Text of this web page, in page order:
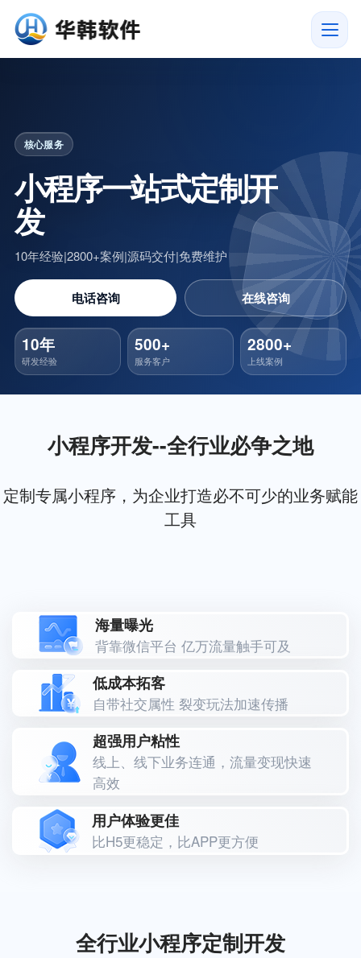
核心服务
小程序一站式定制开
发
10年经验|2800+案例|源码交付|免费维护
电话咨询 在线咨询
10年
研发经验
500+
服务客户
2800+
上线案例
小程序开发--全行业必争之地
定制专属小程序，为企业打造必不可少的业务赋能
工具
海量曝光
背靠微信平台 亿万流量触手可及
低成本拓客
自带社交属性 裂变玩法加速传播
超强用户粘性
线上、线下业务连通，流量变现快速
高效
用户体验更佳
比H5更稳定，比APP更方便
全行业小程序定制开发